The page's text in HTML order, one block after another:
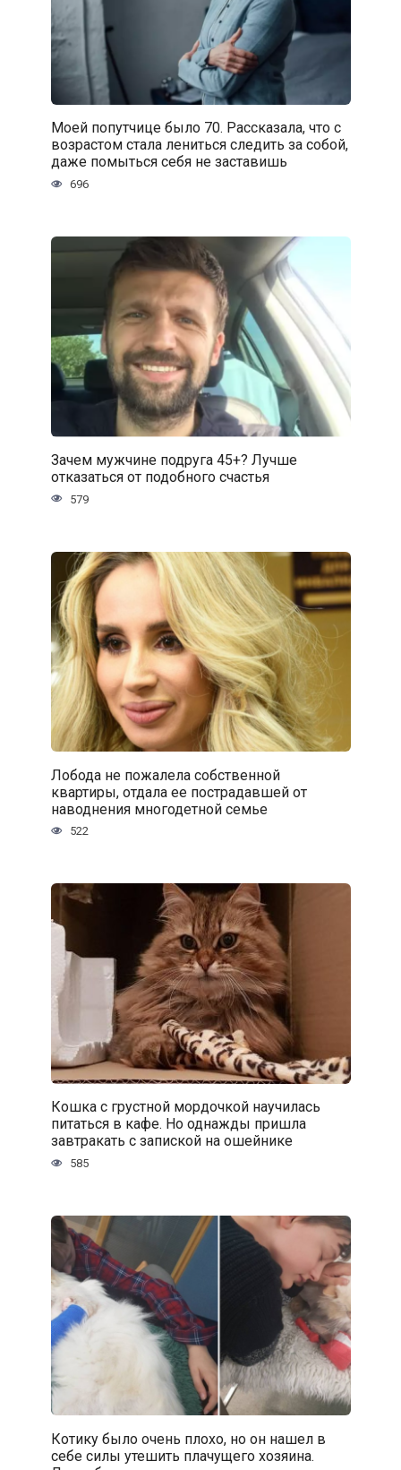
Моей попутчице было 70. Рассказала, что с
возрастом стала лениться следить за собой,
даже помыться себя не заставишь
696
Зачем мужчине подруга 45+? Лучше
отказаться от подобного счастья
579
Лобода не пожалела собственной
квартиры, отдала ее пострадавшей от
наводнения многодетной семье
522
Кошка с грустной мордочкой научилась
питаться в кафе. Но однажды пришла
завтракать с запиской на ошейнике
585
Котику было очень плохо, но он нашел в
себе силы утешить плачущего хозяина.